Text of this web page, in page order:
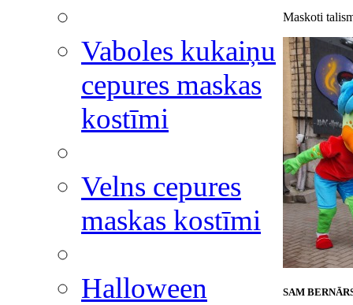
Vaboles kukaiņu
cepures maskas
kostīmi
Velns cepures
maskas kostīmi
Halloween
Maskoti
SAM